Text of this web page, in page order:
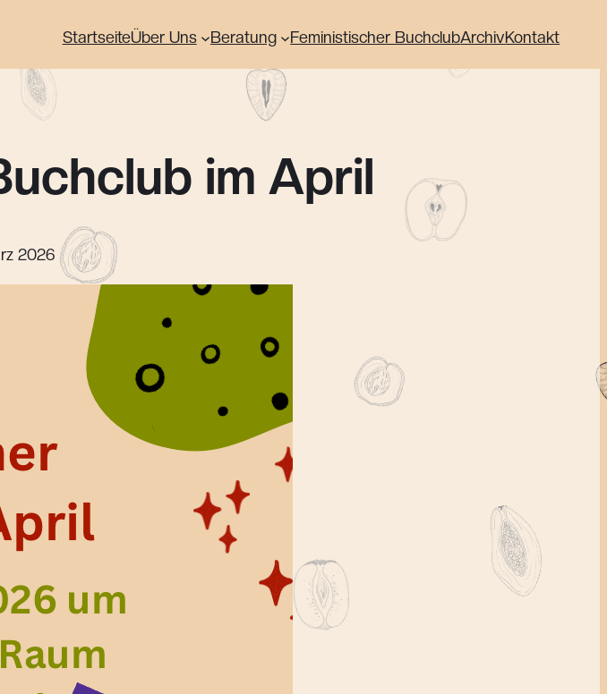
StartseiteÜber Uns Beratung Feministischer BuchclubArchivKontakt
im April
2026